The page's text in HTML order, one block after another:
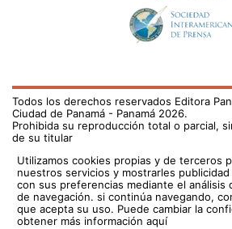
Todos los derechos reservados Editora
Ciudad de Panamá - Panamá 2026.
Prohibida su reproducción total o parcial,
de su titular
Utilizamos cookies propias y de terceros
nuestros servicios y mostrarles publicidad
con sus preferencias mediante el análisis
de navegación. si continúa navegando,
que acepta su uso. Puede cambiar la
obtener más información aquí